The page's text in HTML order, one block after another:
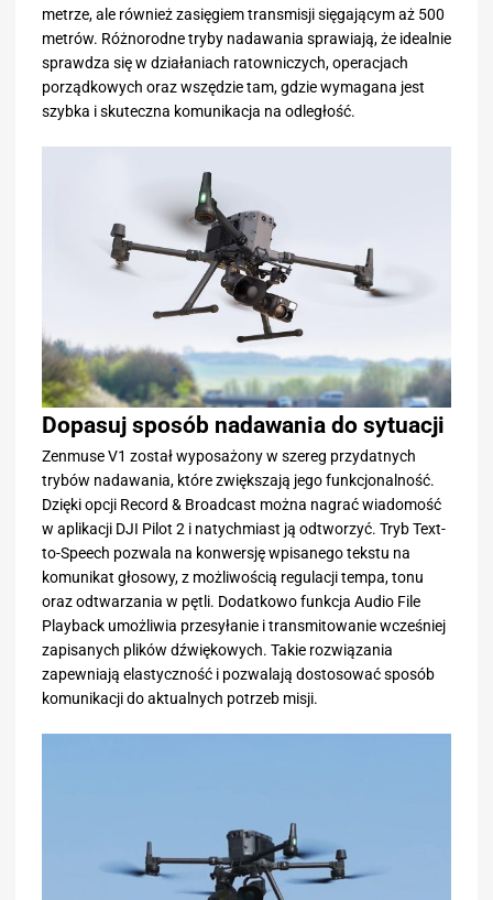
metrze, ale również zasięgiem transmisji sięgającym aż 500
metrów. Różnorodne tryby nadawania sprawiają, że idealnie
sprawdza się w działaniach ratowniczych, operacjach
porządkowych oraz wszędzie tam, gdzie wymagana jest
szybka i skuteczna komunikacja na odległość.
Dopasuj sposób nadawania do sytuacji
Zenmuse V1 został wyposażony w szereg przydatnych
trybów nadawania, które zwiększają jego funkcjonalność.
Dzięki opcji Record & Broadcast można nagrać wiadomość
w aplikacji DJI Pilot 2 i natychmiast ją odtworzyć. Tryb Text-
to-Speech pozwala na konwersję wpisanego tekstu na
komunikat głosowy, z możliwością regulacji tempa, tonu
oraz odtwarzania w pętli. Dodatkowo funkcja Audio File
Playback umożliwia przesyłanie i transmitowanie wcześniej
zapisanych plików dźwiękowych. Takie rozwiązania
zapewniają elastyczność i pozwalają dostosować sposób
komunikacji do aktualnych potrzeb misji.